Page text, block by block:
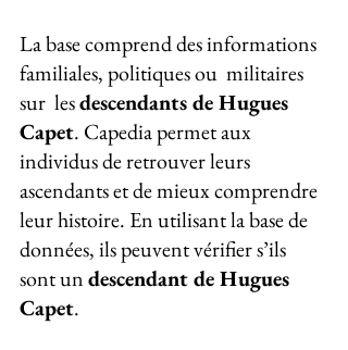
La base comprend des informations
familiales, politiques ou  militaires
sur  les descendants de Hugues
Capet. Capedia permet aux
individus de retrouver leurs
ascendants et de mieux comprendre
leur histoire. En utilisant la base de
données, ils peuvent vérifier s’ils
sont un descendant de Hugues
Capet.